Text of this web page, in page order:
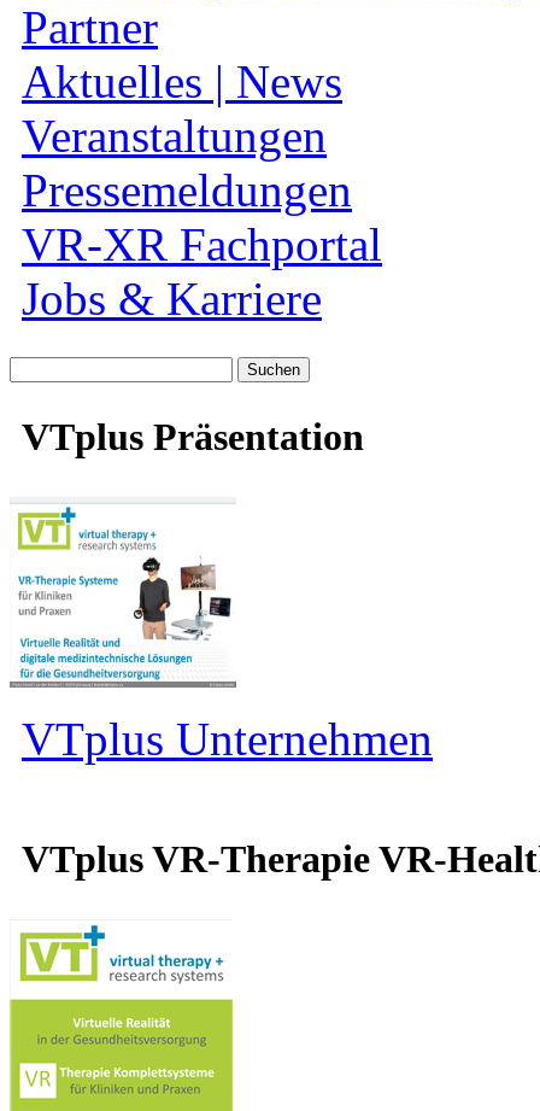
Partner
Aktuelles | News
Veranstaltungen
Pressemeldungen
VR-XR Fachportal
Jobs & Karriere
nach:
VTplus Präsentation
VTplus Unternehmen
VTplus VR-Therapie VR-